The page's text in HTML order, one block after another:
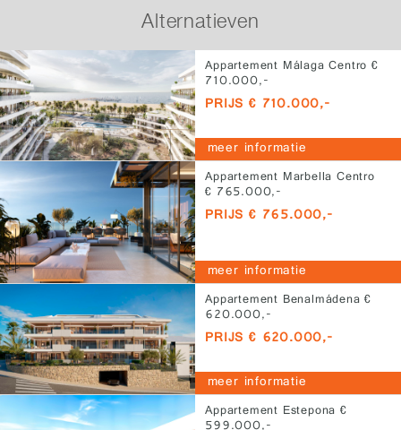
Alternatieven
Appartement Málaga Centro €
710.000,-
PRIJS € 710.000,-
meer informatie
Appartement Marbella Centro
€ 765.000,-
PRIJS € 765.000,-
meer informatie
Appartement Benalmádena €
620.000,-
PRIJS € 620.000,-
meer informatie
Appartement Estepona €